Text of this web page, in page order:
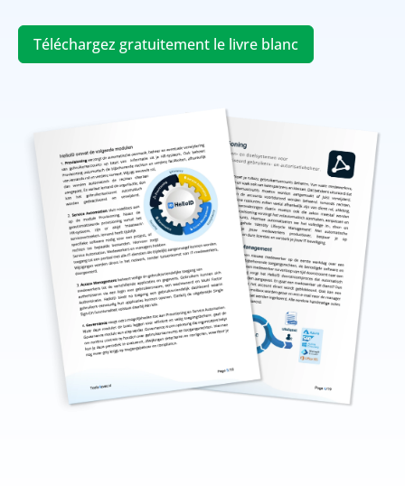
Téléchargez gratuitement le livre blanc